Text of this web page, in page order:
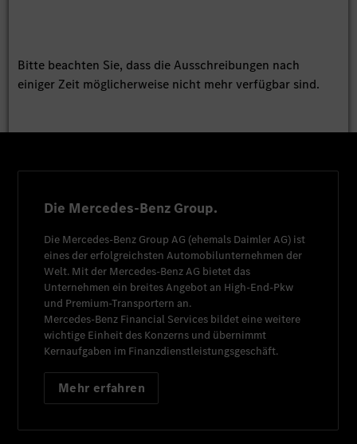
Bitte beachten Sie, dass die Ausschreibungen nach
einiger Zeit möglicherweise nicht mehr verfügbar sind.
Die Mercedes-Benz Group.
Die Mercedes-Benz Group AG (ehemals Daimler AG) ist
eines der erfolgreichsten Automobilunternehmen der
Welt. Mit der Mercedes-Benz AG bietet das
Unternehmen ein breites Angebot an High-End-Pkw
und Premium-Transportern an.
Mercedes-Benz Financial Services bildet eine weitere
wichtige Einheit des Konzerns und übernimmt
Kernaufgaben im Finanzdienstleistungsgeschäft.
Mehr erfahren